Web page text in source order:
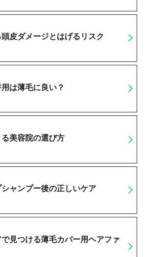
皮ダメージとはげるリスク
は薄毛に良い？
美容院の選び方
ャンプー後の正しいケア
で見つける薄毛カバー用ヘアファ